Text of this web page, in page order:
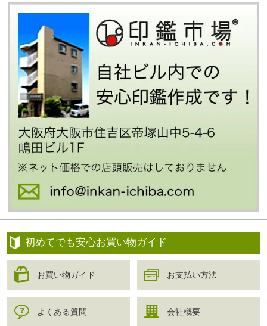
初めてでも安心お買い物ガイド
お買い物ガイド お支払い方法
よくある質問 会社概要